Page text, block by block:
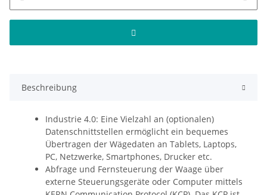
Beschreibung
Industrie 4.0: Eine Vielzahl an (optionalen)
Datenschnittstellen ermöglicht ein bequemes
Übertragen der Wägedaten an Tablets, Laptops,
PC, Netzwerke, Smartphones, Drucker etc.
Abfrage und Fernsteuerung der Waage über
externe Steuerungsgeräte oder Computer mittels